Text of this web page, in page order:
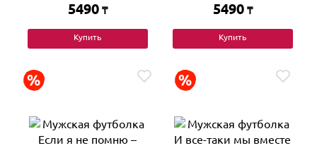
5490 ₸
Купить
5490 ₸
Купить